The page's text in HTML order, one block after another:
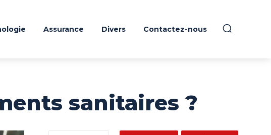
Assurance Divers Contactez-nous
sanitaires ?